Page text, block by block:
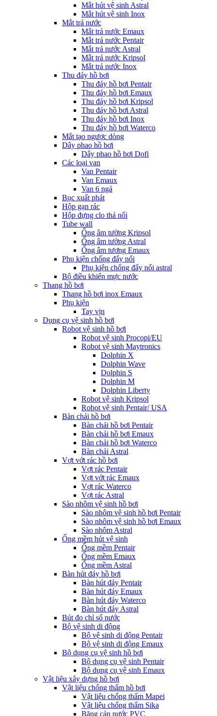
Mắt hút vệ sinh Astral
Mắt hút vệ sinh Inox
Mắt trả nước
Mắt trả nước Emaux
Mắt trả nước Pentair
Mắt trả nước Astral
Mắt trả nước Kripsol
Mắt trả nước Inox
Thu đáy hồ bơi
Thu đáy hồ bơi Pentair
Thu đáy hồ bơi Emaux
Thu đáy hồ bơi Kripsol
Thu đáy hồ bơi Astral
Thu đáy hồ bơi Inox
Thu đáy hồ bơi Waterco
Mắt tạo ngược dòng
Dây phao hồ bơi
Dây phao hồ bơi Dofi
Các loại van
Van Pentair
Van Emaux
Van 6 ngả
Bục xuất phát
Hộp gạn rác
Hộp đựng clo thả nổi
Tube wall
Ống âm tường Kripsol
Ống âm tường Astral
Ống âm tương Emaux
Phụ kiện chống đẩy nổi
Phụ kiện chống đẩy nổi astral
Bộ điều khiển mực nước
Thang hồ bơi
Thang hồ bơi inox Emaux
Phụ kiện
Tay vịn
Dụng cụ vệ sinh hồ bơi
Robot vệ sinh hồ bơi
Robot vệ sinh Procopi/EU
Robot vệ sinh Maytronics
Dolphin X
Dolphin Wave
Dolphin S
Dolphin M
Dolphin Liberty
Robot vệ sinh Kripsol
Robot vệ sinh Pentair/ USA
Bàn chải hồ bơi
Bàn chải hồ bơi Pentair
Bàn chải hồ bơi Emaux
Bàn chải hồ bơi Waterco
Bàn chải Astral
Vợt vớt rác hồ bơi
Vợt rác Pentair
Vợt vớt rác Emaux
Vợt rác Waterco
Vợt rác Astral
Sào nhôm vệ sinh hồ bơi
Sào nhôm vệ sinh hồ bơi Pentair
Sào nhôm vệ sinh hồ bơi Emaux
Sào nhôm Astral
Ống mềm hút vệ sinh
Ống mềm Pentair
Ống mềm Emaux
Ống mềm Astral
Bàn hút đáy hồ bơi
Bàn hút đáy Pentair
Bàn hút đáy Emaux
Bàn hút đáy Waterco
Bàn hút đáy Astral
Bút đo chỉ số nước
Bộ vệ sinh di động
Bộ vệ sinh di động Pentair
Bộ vệ sinh di động Emaux
Bộ dụng cụ vệ sinh hồ bơi
Bộ dụng cụ vệ sinh Pentair
Bộ dụng cụ vệ sinh Emaux
Vật liệu xây dựng hồ bơi
Vật liệu chống thấm hồ bơi
Vật liệu chống thấm Mapei
Vật liệu chống thấm Sika
Băng cản nước PVC